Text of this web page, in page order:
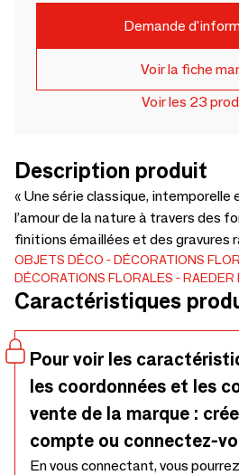
Demande
Voir la fiche
Voir les 23
Description produit
« Une série classique, intemporelle
l’amour de la nature à travers des
finitions émaillées et des gravures
OBJETS DÉCO
DÉCORATIONS
DÉCORATIONS FLORALES
RAEDER
Caractéristiques
Pour voir les
les coordonnées et les
vente de la marque :
compte ou connectez-
En vous connectant, vous